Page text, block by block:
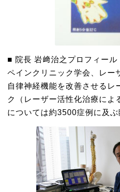
■ 院長 岩﨑治之プロフィール
ペインクリニック学会、レー
自律神経機能を改善させるレ
ク（レーザー活性化治療によ
については約3500症例に及ぶ